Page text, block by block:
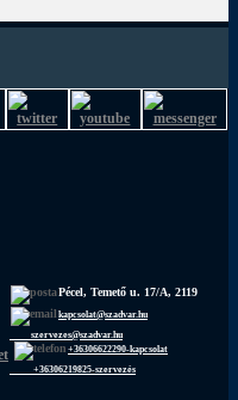
Pécel, Temető u. 17/A, 2119
kapcsolat@szadvar.hu
szervezes@szadvar.hu
+36306622290-kapcsolat
+36306219825-szervezés